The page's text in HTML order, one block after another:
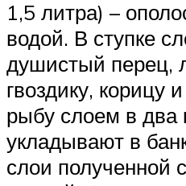
1,5 литра) –
водой. В ступке
душистый перец,
гвоздику, корицу
рыбу слоем в два
укладывают в
слои полученной